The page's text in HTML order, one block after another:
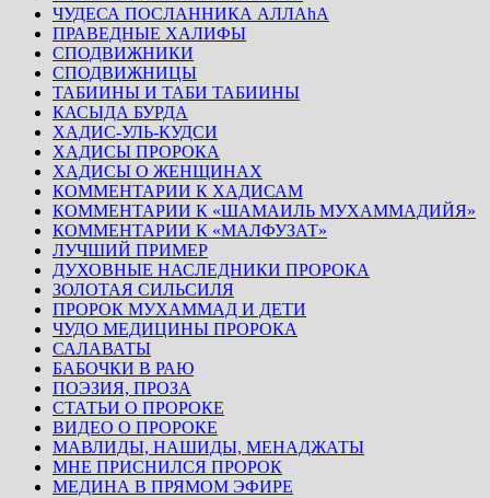
ЧУДЕСА ПОСЛАННИКА АЛЛАhА
ПРАВЕДНЫЕ ХАЛИФЫ
СПОДВИЖНИКИ
СПОДВИЖНИЦЫ
ТАБИИНЫ И ТАБИ ТАБИИНЫ
КАСЫДА БУРДА
ХАДИС-УЛЬ-КУДСИ
ХАДИСЫ ПРОРОКА
ХАДИСЫ О ЖЕНЩИНАХ
КОММЕНТАРИИ К ХАДИСАМ
КОММЕНТАРИИ К «ШАМАИЛЬ МУХАММАДИЙЯ»
КОММЕНТАРИИ К «МАЛФУЗАТ»
ЛУЧШИЙ ПРИМЕР
ДУХОВНЫЕ НАСЛЕДНИКИ ПРОРОКА
ЗОЛОТАЯ СИЛЬСИЛЯ
ПРОРОК МУХАММАД И ДЕТИ
ЧУДО МЕДИЦИНЫ ПРОРОКА
САЛАВАТЫ
БАБОЧКИ В РАЮ
ПОЭЗИЯ, ПРОЗА
СТАТЬИ О ПРОРОКЕ
ВИДЕО О ПРОРОКЕ
МАВЛИДЫ, НАШИДЫ, МЕНАДЖАТЫ
МНЕ ПРИСНИЛСЯ ПРОРОК
МЕДИНА В ПРЯМОМ ЭФИРЕ